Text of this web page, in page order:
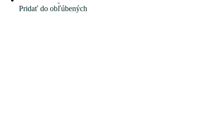
Pridať do obľúbených